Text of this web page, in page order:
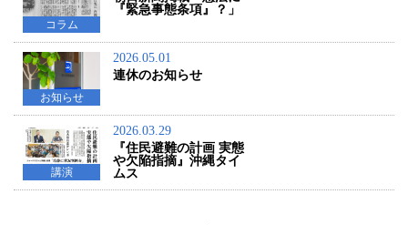
コラム
『緊急事態条項』？」
お知らせ
2026.05.01
連休のお知らせ
講演
2026.03.29
『住民避難の計画 実態
や欠陥指摘』沖縄タイ
ムス